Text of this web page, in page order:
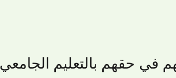
في حقهم بالتعليم الجامعي